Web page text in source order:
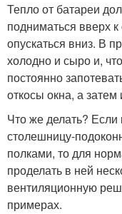
Тепло от батареи
подниматься вверх
опускаться вниз. В
холодно и сыро и,
постоянно
откосы окна, а
Что же делать? Если
столешницу-
полками, то для
проделать в ней
вентиляционную
примерах.